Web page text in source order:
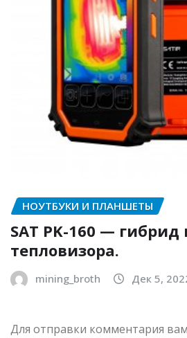
НОУТБУКИ И ПЛАНШЕТЫ
SAT PK-160 —
тепловизора.
mining_broth Дек 5,
Для отправки комментария